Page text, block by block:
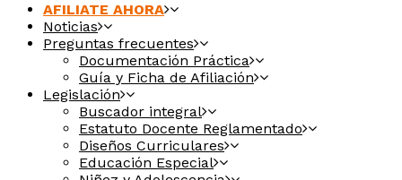
AFILIATE AHORA
Noticias
Preguntas frecuentes
Documentación Práctica
Guía y Ficha de Afiliación
Legislación
Buscador integral
Estatuto Docente Reglamentado
Diseños Curriculares
Educación Especial